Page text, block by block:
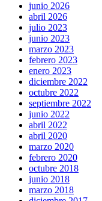
junio 2026
abril 2026
julio 2023
junio 2023
marzo 2023
febrero 2023
enero 2023
diciembre 2022
octubre 2022
septiembre 2022
junio 2022
abril 2022
abril 2020
marzo 2020
febrero 2020
octubre 2018
junio 2018
marzo 2018